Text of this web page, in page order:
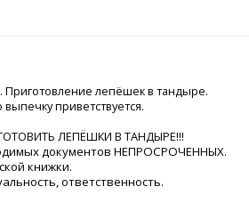
лепёшек в тандыре.
приветствуется.
ЛЕПЁШКИ В ТАНДЫРЕ!!!
документов НЕПРОСРОЧЕННЫХ.
книжки.
ответственность.